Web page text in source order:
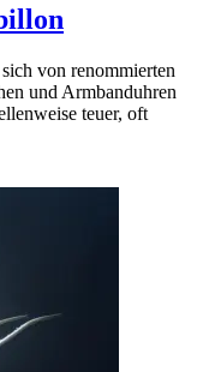
von renommierten
und Armbanduhren
teuer, oft